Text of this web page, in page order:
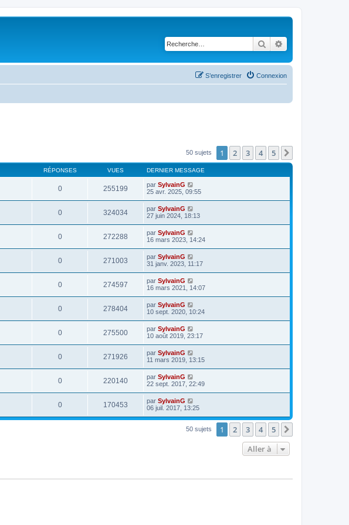
Rechercher
Connexion
S’enregistrer
50 sujets 1 2 3 4 5
RÉPONSES VUES DERNIER MESSAGE
0 255199 par SylvainG
25 avr. 2025, 09:55
0 324034 par SylvainG
27 juin 2024, 18:13
0 272288 par SylvainG
16 mars 2023, 14:24
0 271003 par SylvainG
31 janv. 2023, 11:17
0 274597 par SylvainG
16 mars 2021, 14:07
0 278404 par SylvainG
10 sept. 2020, 10:24
0 275500 par SylvainG
10 août 2019, 23:17
0 271926 par SylvainG
11 mars 2019, 13:15
0 220140 par SylvainG
22 sept. 2017, 22:49
0 170453 par SylvainG
06 juil. 2017, 13:25
50 sujets 1 2 3 4 5
Aller à